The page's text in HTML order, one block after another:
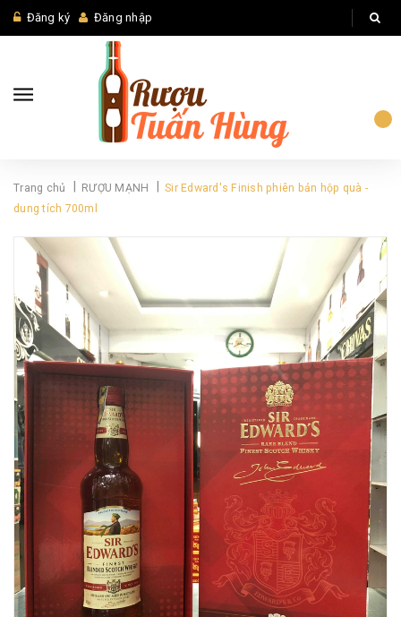
Đăng ký Đăng nhập
Trang chủ RƯỢU MẠNH
Sir Edward's Finish phiên bản hộp quà -
dung tích 700ml